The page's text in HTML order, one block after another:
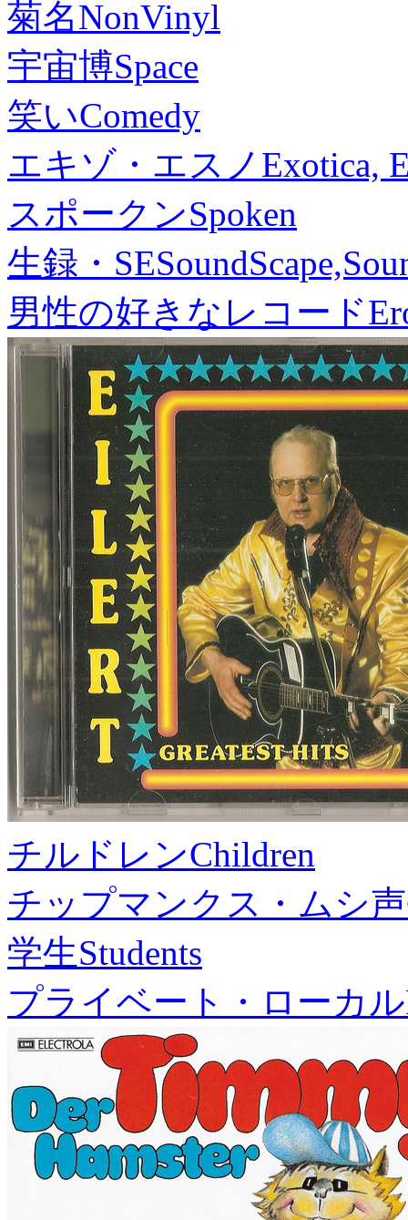
菊名NonVinyl
宇宙博Space
笑いComedy
エキゾ・エスノ Exotica,
スポークンSpoken
生録・SE
男性の好きなレコード
チルドレンChildren
チップマンクス・ムシ声
学生Students
プライベート・ローカル